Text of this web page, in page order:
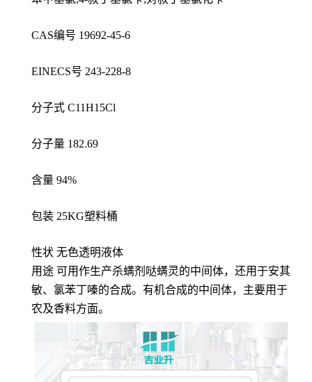
CAS编号 19692-45-6
EINECS号 243-228-8
分子式 C11H15Cl
分子量 182.69
含量 94%
包装 25KG塑料桶
性状 无色透明液体
用途 可用作生产杀螨剂哒螨灵的中间体，还用于安其
敏、氯苯丁嗪的合成。有机合成的中间体，主要用于
农及香料方面。